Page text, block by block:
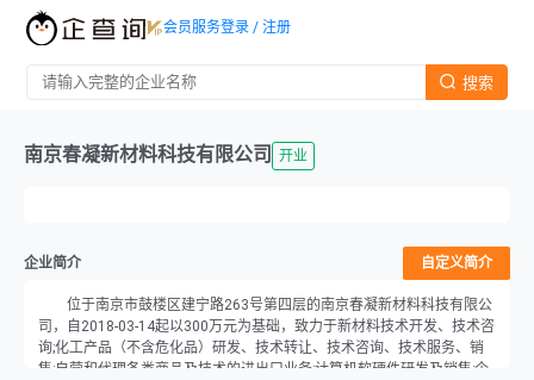
搜索
会员服务登录 / 注册
南京春凝新材料科技有限公司 开业
企业简介 自定义简介
位于南京市鼓楼区建宁路263号第四层的南京春凝新材料科技有限公
司，自2018-03-14起以300万元为基础，致力于新材料技术开发、技术咨
询;化工产品（不含危化品）研发、技术转让、技术咨询、技术服务、销
售;自营和代理各类商品及技术的进出口业务;计算机软硬件研发及销售;企